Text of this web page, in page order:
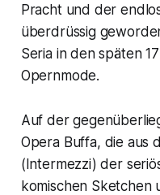
Pracht und der
überdrüssig
Seriain den späten
Opernmode.
Auf der
Opera Buffa, die aus
(Intermezzi) der
komischen Sketchen